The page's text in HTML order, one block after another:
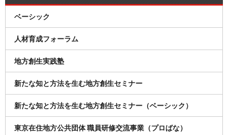
ベーシック
人材育成フォーラム
地方創生実践塾
新たな知と方法を生む地方創生セミナー
新たな知と方法を生む地方創生セミナー（ベーシック）
東京在住地方公共団体 職員研修交流事業（プロばな）